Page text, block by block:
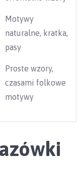
Motywy
naturalne, kratka,
pasy
Proste wzory,
czasami folkowe
motywy